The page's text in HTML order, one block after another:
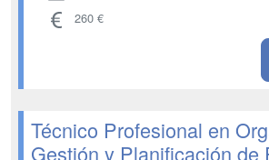
260 €
Técnico Profesional en
Gestión y Planificación de